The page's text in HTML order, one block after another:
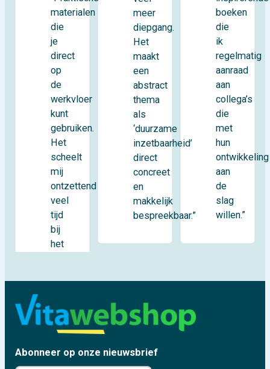
materialen
die
je
direct
op
de
werkvloer
kunt
gebruiken.
Het
scheelt
mij
ontzettend
veel
tijd
bij
het
meer
diepgang.
Het
maakt
een
abstract
thema
als
‘duurzame
inzetbaarheid’
direct
concreet
en
makkelijk
bespreekbaar.”
boeken
die
ik
regelmatig
aanraad
aan
collega’s
die
met
hun
ontwikkeling
aan
de
slag
willen.”
Abonneer op onze nieuwsbrief